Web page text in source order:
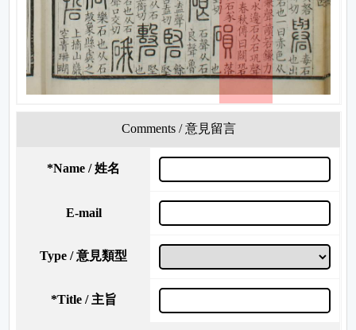
Comments / 意見留言
*Name / 姓名
E-mail
Type / 意見類型
*Title / 主旨